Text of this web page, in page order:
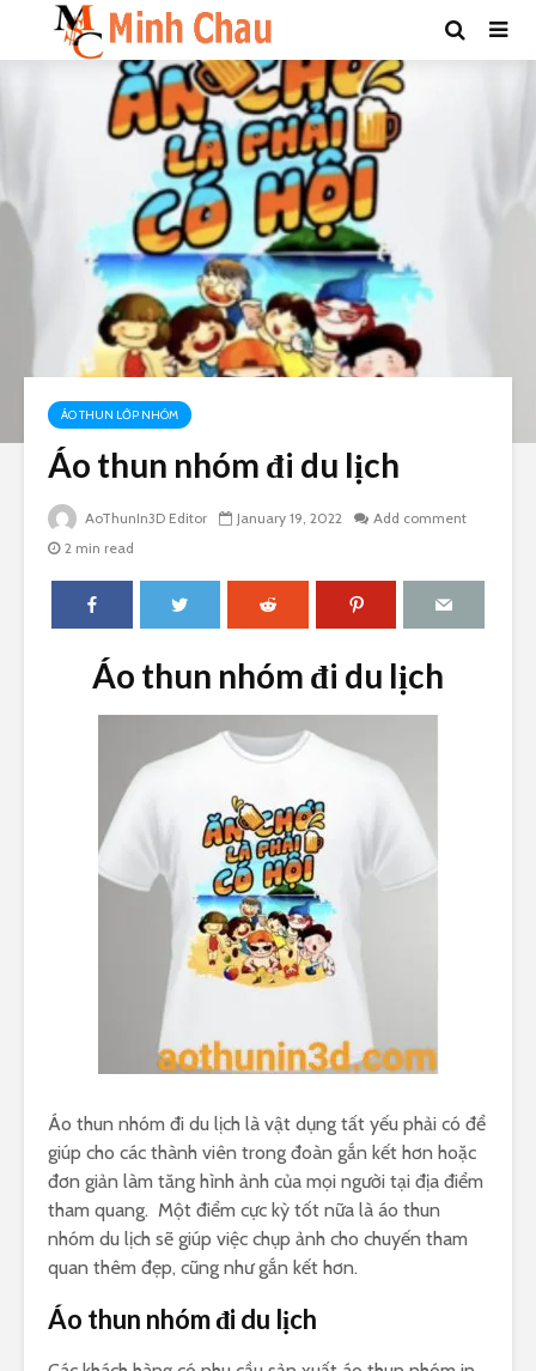
ÁO THUN LỚP NHÓM
Áo thun nhóm đi du lịch
AoThunIn3D Editor January 19, 2022
Add comment
2 min read
Áo thun nhóm đi du lịch
Áo thun nhóm đi du lịch là vật dụng tất yếu phải có để
giúp cho các thành viên trong đoàn gắn kết hơn hoặc
đơn giản làm tăng hình ảnh của mọi người tại địa điểm
tham quang. Một điểm cực kỳ tốt nữa là áo thun
nhóm du lịch sẽ giúp việc chụp ảnh cho chuyến tham
quan thêm đẹp, cũng như gắn kết hơn.
Áo thun nhóm đi du lịch